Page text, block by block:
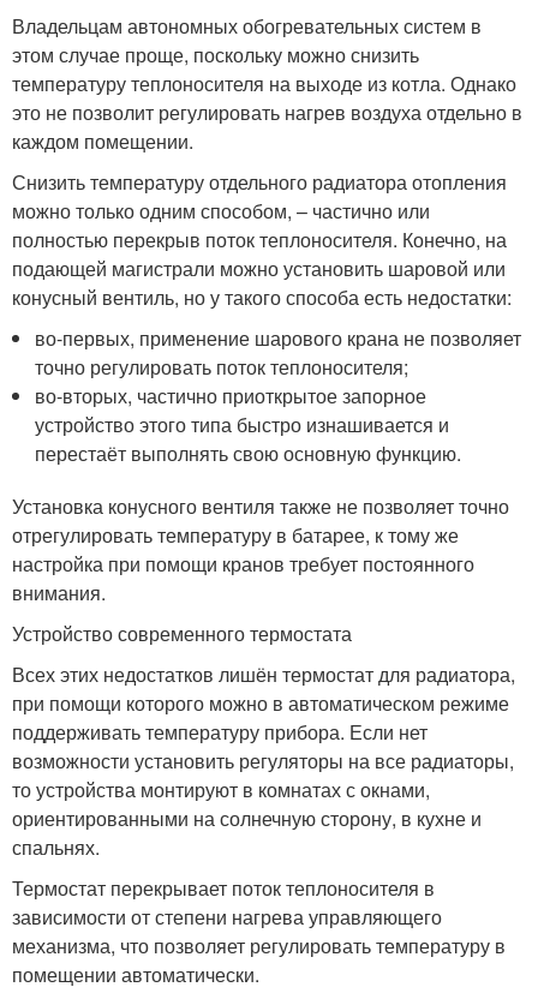
Владельцам автономных обогревательных систем в
этом случае проще, поскольку можно снизить
температуру теплоносителя на выходе из котла. Однако
это не позволит регулировать нагрев воздуха отдельно в
каждом помещении.
Снизить температуру отдельного радиатора отопления
можно только одним способом, – частично или
полностью перекрыв поток теплоносителя. Конечно, на
подающей магистрали можно установить шаровой или
конусный вентиль, но у такого способа есть недостатки:
во-первых, применение шарового крана не позволяет
точно регулировать поток теплоносителя;
во-вторых, частично приоткрытое запорное
устройство этого типа быстро изнашивается и
перестаёт выполнять свою основную функцию.
Установка конусного вентиля также не позволяет точно
отрегулировать температуру в батарее, к тому же
настройка при помощи кранов требует постоянного
внимания.
Устройство современного термостата
Всех этих недостатков лишён термостат для радиатора,
при помощи которого можно в автоматическом режиме
поддерживать температуру прибора. Если нет
возможности установить регуляторы на все радиаторы,
то устройства монтируют в комнатах с окнами,
ориентированными на солнечную сторону, в кухне и
спальнях.
Термостат перекрывает поток теплоносителя в
зависимости от степени нагрева управляющего
механизма, что позволяет регулировать температуру в
помещении автоматически.